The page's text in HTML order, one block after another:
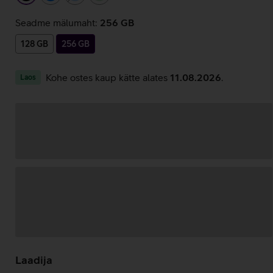
Seadme mälumaht: 256 GB
128 GB 256 GB
Laos Kohe ostes kaup kätte alates 11.08.2026
laadimine
Laadija